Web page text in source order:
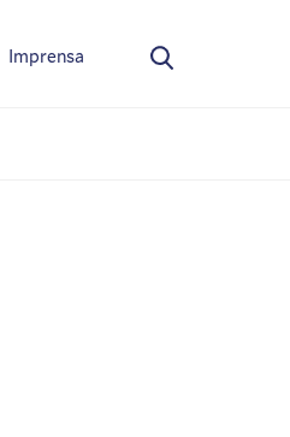
Imprensa